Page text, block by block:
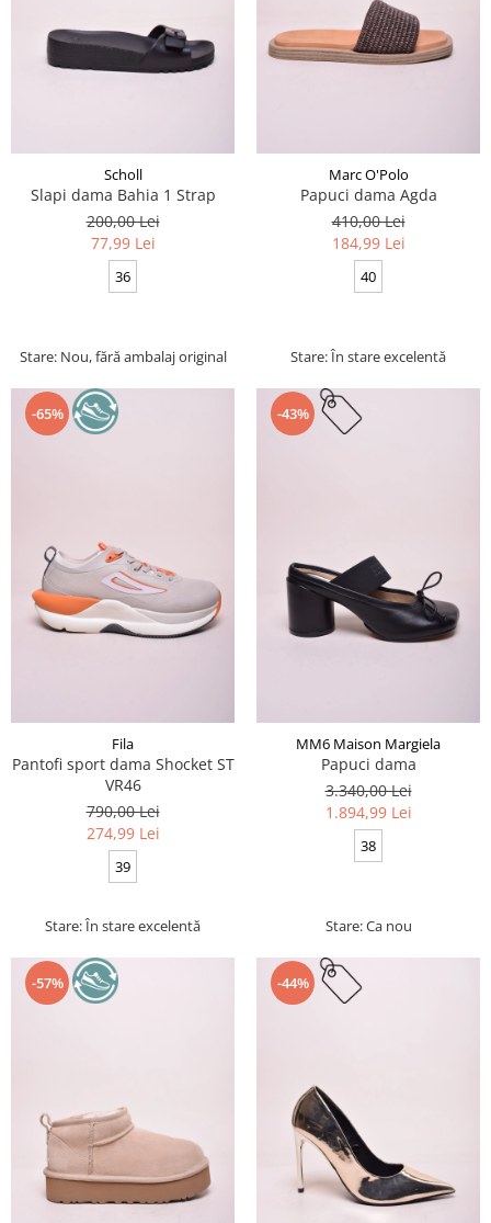
Scholl
Slapi dama Bahia 1 Strap
200,00 Lei
77,99 Lei
36
Stare: Nou, fără ambalaj original
Marc O'Polo
Papuci dama Agda
410,00 Lei
184,99 Lei
40
Stare: În stare excelentă
-65%
Fila
Pantofi sport dama Shocket ST
VR46
790,00 Lei
274,99 Lei
39
Stare: În stare excelentă
-43%
MM6 Maison Margiela
Papuci dama
3.340,00 Lei
1.894,99 Lei
38
Stare: Ca nou
-57% -44%